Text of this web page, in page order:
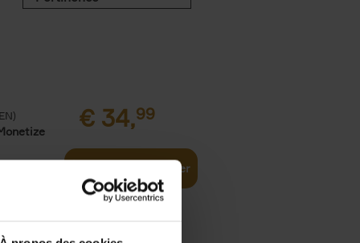
€ 34,99
Ajouter au panier